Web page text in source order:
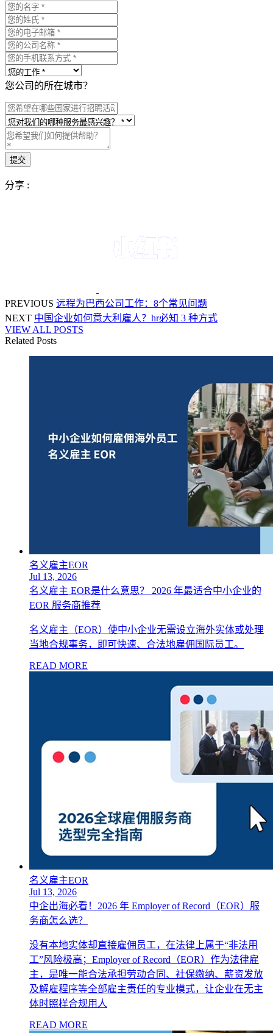
您公司的所在城市？
分享 :
PREVIOUS 远程为巴西公司工作：8个常见问题
NEXT 中国企业如何意大利雇人？hr必知 3 种方式
VIEW ALL POSTS
Related Posts
名义雇主EOR
Jul 13, 2026
名义雇主 EOR是什么意思？ 2026 年最适合中小企业的
EOR 服务商推荐
名义雇主（EOR）使中小企业无需设立海外实体或处理
当地合规事务，即可快速、合法地雇佣国际员工。
READ MORE
名义雇主EOR
Jul 13, 2026
中企出海必看！2026 年 Employer of Record（EOR）服
务商怎么选？
没有本地实体却直接雇佣员工，在法律上属于“非法用
工”风险极高；Employer of Record（EOR）作为法律雇
主，是唯一能合法承担劳动合同、社保缴纳、薪资发放
及解雇程序等全部雇主责任的专业模式，让企业在无主
体时照样合规用人
READ MORE